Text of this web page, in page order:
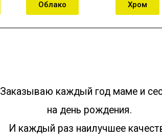
Облако Хром
Заказываю каждый год маме и
на день рождения.
И каждый раз наилучшее